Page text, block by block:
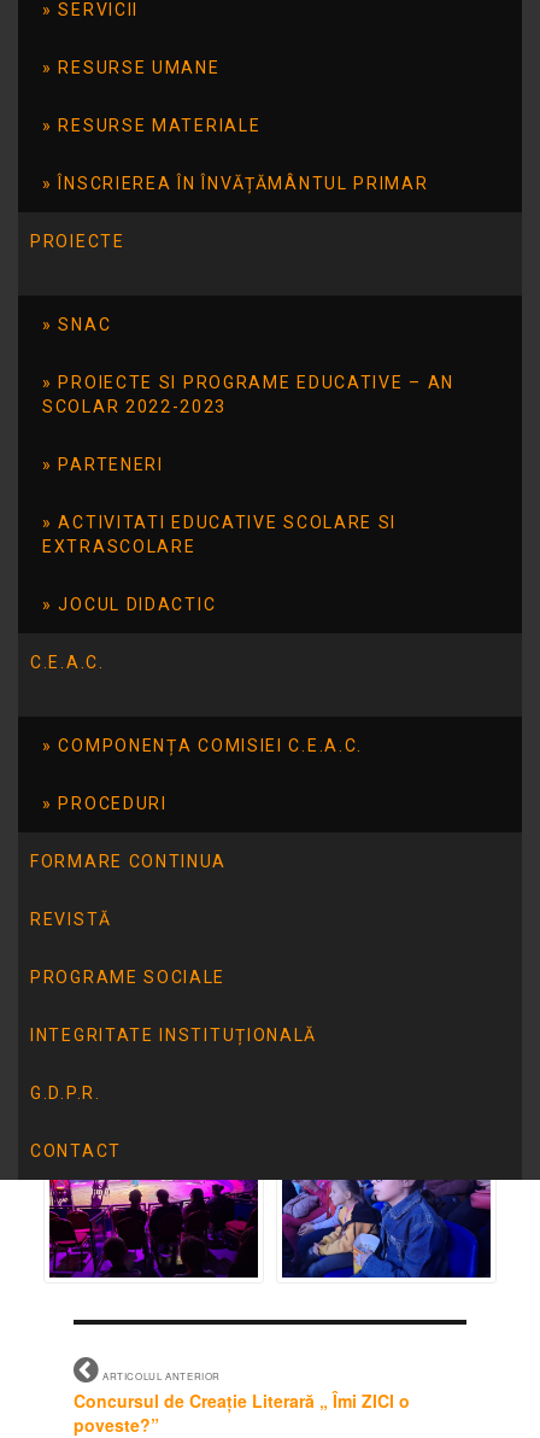
SERVICII
RESURSE UMANE
RESURSE MATERIALE
ÎNSCRIEREA ÎN ÎNVĂȚĂMÂNTUL PRIMAR
PROIECTE
SNAC
PROIECTE SI PROGRAME EDUCATIVE – AN
SCOLAR 2022-2023
PARTENERI
ACTIVITATI EDUCATIVE SCOLARE SI
EXTRASCOLARE
JOCUL DIDACTIC
C.E.A.C.
COMPONENȚA COMISIEI C.E.A.C.
PROCEDURI
FORMARE CONTINUA
REVISTĂ
PROGRAME SOCIALE
INTEGRITATE INSTITUȚIONALĂ
G.D.P.R.
CONTACT
trezește în fiecare dintre noi o bucurie pură și
autentică.
Mulțumim domnului administrator al
Circului Orlando, Octavian OPRESCU, pentru
comunității.
Magda Carmen GROSU
Alexandrina GLATCHEVICI
Florentina Ramona ROPOTAN
ARTICOLUL ANTERIOR
Concursul de Creație Literară „ Îmi ZICI o
poveste?”